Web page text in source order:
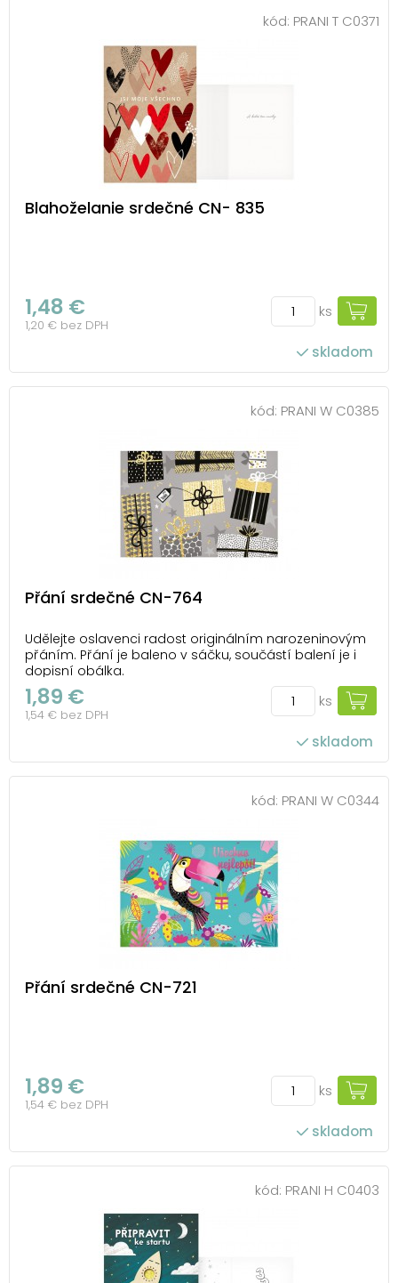
kód: PRANI T C0371
Blahoželanie srdečné CN- 835
1,48 €
1,20 € bez DPH
ks
skladom
kód: PRANI W C0385
Přání srdečné CN-764
Udělejte oslavenci radost originálním narozeninovým
přáním. Přání je baleno v sáčku, součástí balení je i
dopisní obálka.
1,89 €
1,54 € bez DPH
ks
skladom
kód: PRANI W C0344
Přání srdečné CN-721
1,89 €
1,54 € bez DPH
ks
skladom
kód: PRANI H C0403